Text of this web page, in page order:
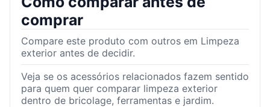
comprar
Compare este produto com outros em Limpeza
exterior antes de decidir.
Veja se os acessórios relacionados fazem sentido
para quem quer comparar limpeza exterior
dentro de bricolage, ferramentas e jardim.